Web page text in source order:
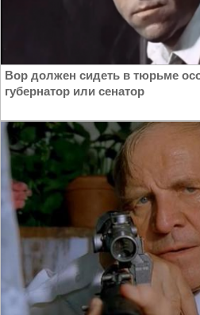
Вор должен сидеть в тюрьме
губернатор или сенатор